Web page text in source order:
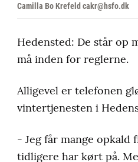
Camilla Bo Krefeld cakr@hsfo.dk
Hedensted: De står op
må inden for reglerne.
Alligevel er telefonen
vintertjenesten i
- Jeg får mange
tidligere har kørt på.